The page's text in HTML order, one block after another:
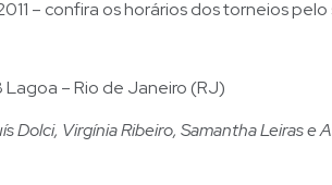
– confira os horários dos torneios pelo
– Rio de Janeiro (RJ)
Dolci, Virgínia Ribeiro, Samantha Leiras e